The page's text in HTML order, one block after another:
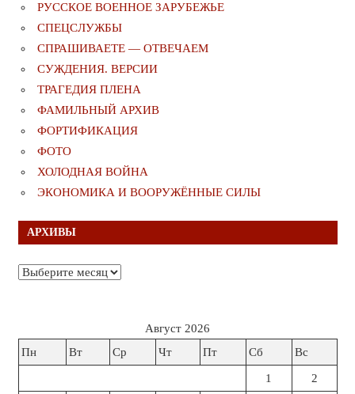
РУССКОЕ ВОЕННОЕ ЗАРУБЕЖЬЕ
СПЕЦСЛУЖБЫ
СПРАШИВАЕТЕ — ОТВЕЧАЕМ
СУЖДЕНИЯ. ВЕРСИИ
ТРАГЕДИЯ ПЛЕНА
ФАМИЛЬНЫЙ АРХИВ
ФОРТИФИКАЦИЯ
ФОТО
ХОЛОДНАЯ ВОЙНА
ЭКОНОМИКА И ВООРУЖЁННЫЕ СИЛЫ
АРХИВЫ
Архивы
Август 2026
Пн
Вт Ср Чт Пт Сб Вс
1 2